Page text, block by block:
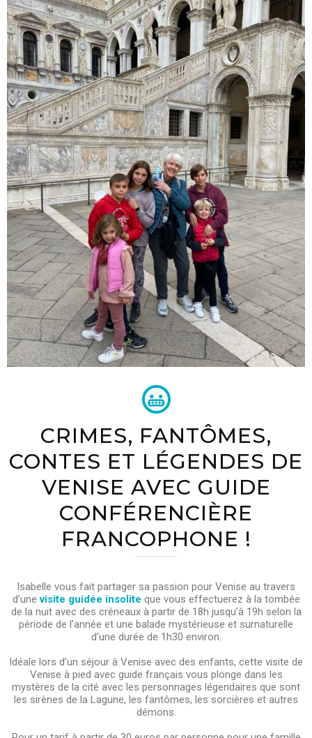
CRIMES, FANTÔMES,
CONTES ET LÉGENDES DE
VENISE AVEC GUIDE
CONFÉRENCIÈRE
FRANCOPHONE !
Isabelle vous fait partager sa passion pour Venise au travers
d’unevisite guidée insolite que vous effectuerez à la tombée
de la nuit avec des créneaux à partir de 18h jusqu’à 19h selon la
période de l’année et une balade mystérieuse et surnaturelle
d’une durée de 1h30 environ.
Idéale lors d’un séjour à Venise avec des enfants, cette visite de
Venise à pied avec guide français vous plonge dans les
mystères de la cité avec les personnages légendaires que sont
les sirènes de la Lagune, les fantômes, les sorcières et autres
démons.